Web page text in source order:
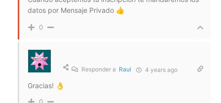
datos por Mensaje Privado 👍
0
Responder a Raul 4 years ago
Gracias! 👌